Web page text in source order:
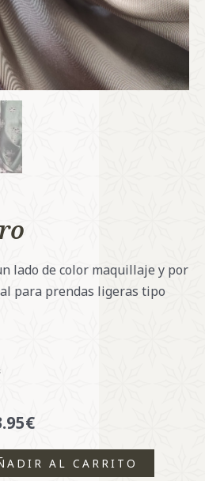
lado de color maquillaje y por
para prendas ligeras tipo
AL CARRITO